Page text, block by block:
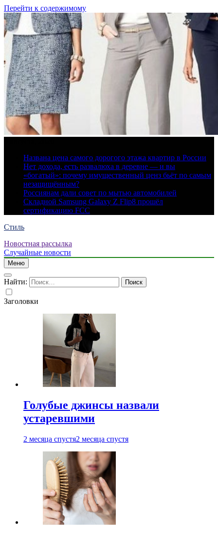
Перейти к содержимому
Названа цена самого дорогого этажа квартир в России
Нет дохода, есть развалюха в деревне — и вы
«богатый»: почему имущественный ценз бьёт по самым
незащищённым?
Россиянам дали совет по мытью автомобилей
Складной Samsung Galaxy Z Flip8 прошёл
сертификацию FCC
Стиль
Новостная рассылка
Случайные новости
Меню
Найти:
Заголовки
Голубые джинсы назвали
устаревшими
2 месяца спустя2 месяца спустя